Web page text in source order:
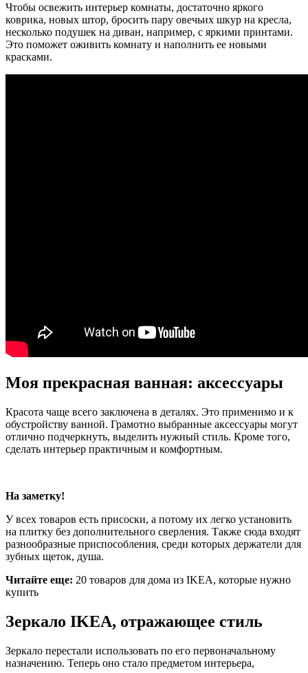
Чтобы освежить интерьер комнаты, достаточно яркого
коврика, новых штор, бросить пару овечьих шкур на кресла,
несколько подушек на диван, например, с яркими принтами.
Это поможет оживить комнату и наполнить ее новыми
красками.
Моя прекрасная ванная: аксессуары
Красота чаще всего заключена в деталях. Это применимо и к
обустройству ванной. Грамотно выбранные аксессуары могут
отлично подчеркнуть, выделить нужный стиль. Кроме того,
сделать интерьер практичным и комфортным.
На заметку!
У всех товаров есть присоски, а потому их легко установить
на плитку без дополнительного сверления. Также сюда входят
разнообразные приспособления, среди которых держатели для
зубных щеток, душа.
Читайте еще: 20 товаров для дома из IKEA, которые нужно
купить
Зеркало IKEA, отражающее стиль
Зеркало перестали использовать по его первоначальному
назначению. Теперь оно стало предметом интерьера,